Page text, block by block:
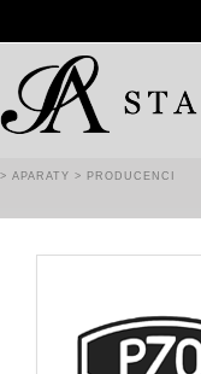
> APARATY > PRODUCENCI